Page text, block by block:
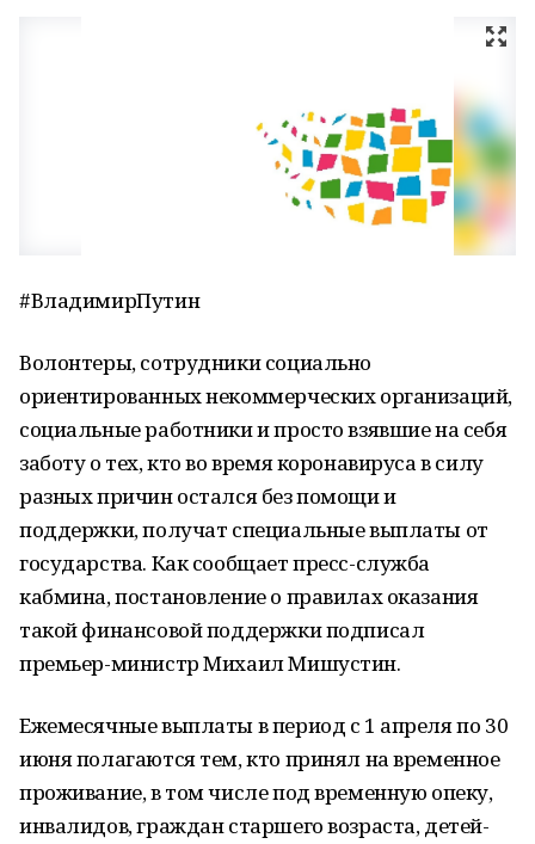
#ВладимирПутин
Волонтеры, сотрудники социально
ориентированных некоммерческих организаций,
социальные работники и просто взявшие на себя
заботу о тех, кто во время коронавируса в силу
разных причин остался без помощи и
поддержки, получат специальные выплаты от
государства. Как сообщает пресс-служба
кабмина, постановление о правилах оказания
такой финансовой поддержки подписал
премьер-министр Михаил Мишустин.
Ежемесячные выплаты в период с 1 апреля по 30
июня полагаются тем, кто принял на временное
проживание, в том числе под временную опеку,
инвалидов, граждан старшего возраста, детей-